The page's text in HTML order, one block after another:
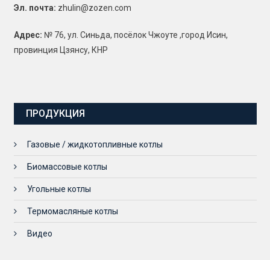
Эл. почта: zhulin@zozen.com
Адрес: № 76, ул. Синьда, посёлок Чжоуте ,город Исин,
провинция Цзянсу, КНР
ПРОДУКЦИЯ
Газовые / жидкотопливные котлы
Биомассовые котлы
Угольные котлы
Термомасляные котлы
Видео